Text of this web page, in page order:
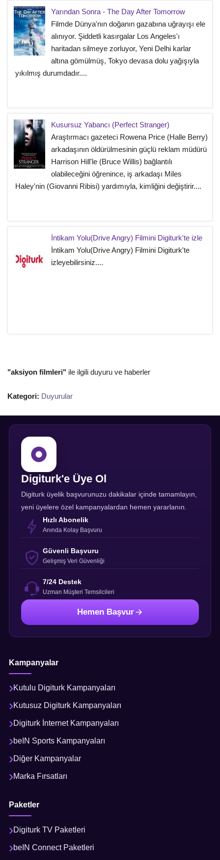
Yarından Sonra - The Day After Tomorrow
Filmde Dünya'nın doğanın gazabına uğrayışı ele
alınıyor. Şiddetli kasırgalar Los Angeles'ı
haritadan silmeye zorluyor, Yeni Delhi karlar
altına gömülmüş, Tokyo devasa dolu yağışıyla
yıkılmış durumdadır....
Kusursuz Yabancı (Perfect Stranger)
Araştırmacı gazeteci Rowena Price (Halle Berry)
arkadaşının öldürülmesinin güçlü reklam müdürü
Harrison Hill'le (Bruce Willis) bağlantılı
olabileceğini öğrenince, iş arkadaşı Miles
Haley'nin (Giovanni Ribisi) yardımıyla, kimliğini değiştirir....
İntikam Yolu(Drive Angry) Filmini Digiturk'te izle
İntikam Yolu(Drive Angry) Filmini Digiturk'te
izleyebilirsiniz....
"aksiyon filmleri" ile ilgili duyuru ve haberler
Kategori: Duyurular
Digiturk'e Üye Ol
Digiturk üyelik başvurunuzu dakikalar içinde tamamlayın,
yeni üyelere özel kampanyalardan hemen yararlanın.
Hızlı Abonelik
Anında Kolay Başvuru
Güvenli Başvuru
Gelişmiş Veri Güvenliği
7/24 Destek
Uzman Müşteri Temsilcileri
Hemen Başvur
Kampanyalar
Kutulu Digiturk Kampanyaları
Kutusuz Digiturk Kampanyaları
Digiturk İnternet Kampanyaları
beIN Sports Kampanyaları
Diğer Kampanyalar
Marka Fırsatları
Paketler
Digiturk TV Paketleri
beIN Connect Paketleri